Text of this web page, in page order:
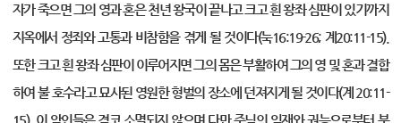
자가 죽으면 그의 영과 혼은 천년 왕국이 끝나고 크고 흰 왕좌 심판이 있기까지
지옥에서 정죄와 고통과 비참함을 겪게 될 것이다(눅16:19-26; 계20:11-15).
또한 크고 흰 왕좌 심판이 이루어지면 그의 몸은 부활하여 그의 영 및 혼과 결합
하여 불 호수라고 묘사된 영원한 형벌의 장소에 던져지게 될 것이다(계 20:11-